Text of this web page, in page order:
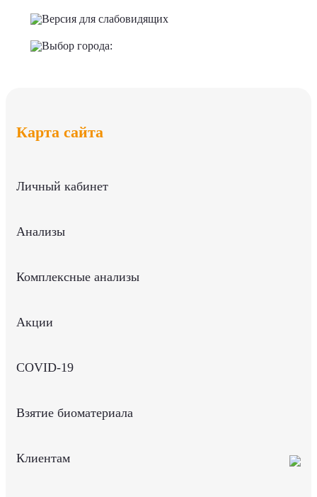
Версия для слабовидящих
Выбор города:
Карта сайта
Личный кабинет
Анализы
Комплексные анализы
Акции
COVID-19
Взятие биоматериала
Клиентам